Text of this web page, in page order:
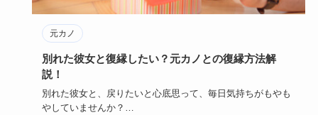
元カノ
別れた彼女と復縁したい？元カノとの復縁方法解
説！
別れた彼女と、戻りたいと心底思って、毎日気持ちがもやも
やしていませんか？